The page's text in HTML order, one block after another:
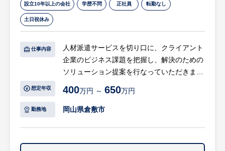
【拠点配属後】研修は先輩社員とOJT。
し改善活動も積極的に行います。
■同社製品について：
世界に先駆けて、技術を駆使した「孵化途中
別、パッキングまでをライン化した全自動鶏
設立10年以上の会社 学歴不問 正社員 転勤なし
土日祝休み
仕事内容
人材派遣サービスを切り口に、クライアント
企業のビジネス課題を把握し、解決のための
ソリューション提案を行なっていただきま
い」登録スタッフの架け橋となるだけではな
く、事業の創出や拡大の支援にも関わってい
【具体的には】
想定年収 400万円 ～ 650万円
勤務地 岡山県倉敷市